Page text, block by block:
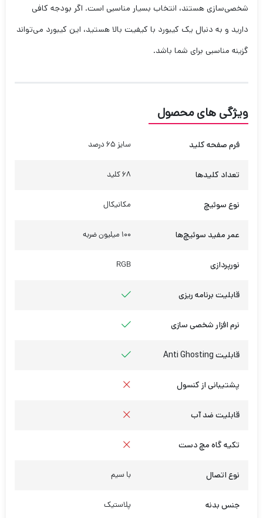
شخصی‌سازی هستند، انتخاب بسیار مناسبی است. اگر بودجه کافی
دارید و به دنبال یک کیبورد با کیفیت بالا هستید، این کیبورد می‌تواند
گزینه مناسبی برای شما باشد.
ویژگی های محصول
فرم صفحه کلید سایز 65 درصد
تعداد کلیدها 68 کلید
نوع سوئیچ مکانیکال
عمر مفید سوئیچ‌ها 100 میلیون ضربه
نورپردازی RGB
قابلیت برنامه ریزی
نرم افزار شخصی سازی
قابلیت Anti Ghosting
پشتیبانی از کنسول
قابلیت ضد آب
تکیه گاه مچ دست
نوع اتصال با سیم
جنس بدنه پلاستیک